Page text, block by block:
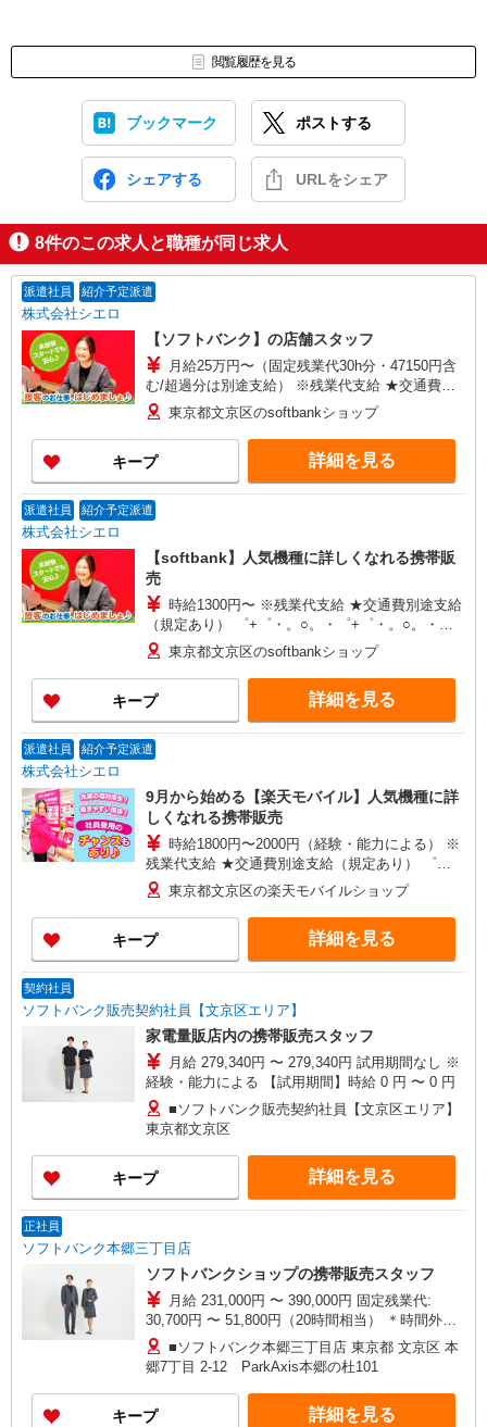
閲覧履歴を見る
ブックマーク ポストする
シェアする URLをシェア
8件のこの求人と職種が同じ求人
派遣社員 紹介予定派遣
株式会社シエロ
【ソフトバンク】の店舗スタッフ
月給25万円〜（固定残業代30h分・47150円含
む/超過分は別途支給） ※残業代支給 ★交通費別
途支給（規定あり） ゜+゜・。○。・゜+゜・。
○。・゜+゜ 入社祝い金10万円支給(規定有) お友達
を紹介頂くと, インセンティブ支給(規定有) ゜・。
○。・゜+゜・。○。・゜+゜
東京都文京区のsoftbankショップ
キープ 詳細を見る
派遣社員 紹介予定派遣
株式会社シエロ
【softbank】人気機種に詳しくなれる携帯販
売
時給1300円〜 ※残業代支給 ★交通費別途支給
（規定あり） ゜+゜・。○。・゜+゜・。○。・゜
+゜ 入社祝い金10万円支給(規定有) お友達を紹介
頂くと, インセンティブ支給(規定有) ★月2回払
い・週払い可能（規程有）★ ゜・。○。・゜
+゜・。○。・゜+゜
東京都文京区のsoftbankショップ
キープ 詳細を見る
派遣社員 紹介予定派遣
株式会社シエロ
9月から始める【楽天モバイル】人気機種に詳
しくなれる携帯販売
時給1800円〜2000円（経験・能力による） ※
残業代支給 ★交通費別途支給（規定あり） ゜
+゜・。○。・゜+゜・。○。・゜+゜ 入社祝い金10
万円支給(規定有) お友達を紹介頂くと, インセンテ
ィブ支給(規定有) ★月2回払い・週払い可能（規程
有）★ ゜・。○。・゜+゜・。○。・゜+゜
東京都文京区の楽天モバイルショップ
キープ 詳細を見る
契約社員
ソフトバンク販売契約社員【文京区エリア】
家電量販店内の携帯販売スタッフ
月給 279,340円 〜 279,340円 試用期間なし ※
経験・能力による 【試用期間】時給 0 円 〜 0 円
■ソフトバンク販売契約社員【文京区エリア】
東京都文京区
キープ 詳細を見る
正社員
ソフトバンク本郷三丁目店
ソフトバンクショップの携帯販売スタッフ
月給 231,000円 〜 390,000円 固定残業代:
30,700円 〜 51,800円（20時間相当） ＊時間外手
当は時間外労働の有無にかかわらず、固定残業代
として支給し、 相当時間を超える時間外労働は法
定通り追加で支給します。固定残業代の金額は月
給に応じ設定します 試用期間あり 2ヶ月 ※経験・
能力による 【試用期間】月給 231000 円 〜
■ソフトバンク本郷三丁目店 東京都 文京区 本
郷7丁目 2‐12 ParkAxis本郷の杜101
キープ 詳細を見る